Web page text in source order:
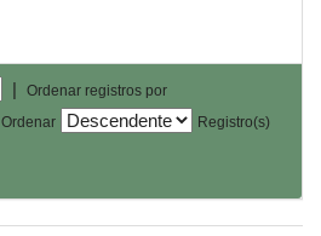
|
Ordenar registros por
Ordenar
Registro(s)